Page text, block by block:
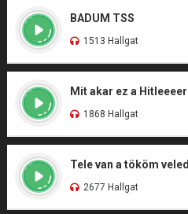
BADUM TSS
1513 Hallgat
Mit akar ez a Hitleeeer
1868 Hallgat
Tele van a tököm veled
2677 Hallgat